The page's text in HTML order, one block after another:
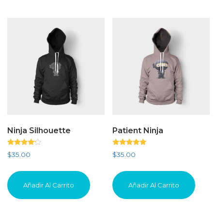
Ninja Silhouette
Valorado
con
de 5
$35.00
Añadir Al Carrito
Patient Ninja
Valorado
con
de 5
$35.00
Añadir Al Carrito